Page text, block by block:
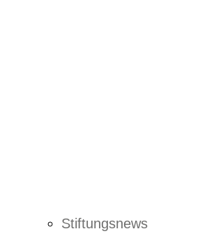
Stiftungsnews